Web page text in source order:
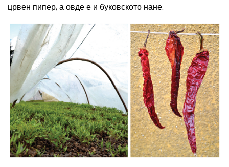
црвен пипер, а овде е и буковското нане.